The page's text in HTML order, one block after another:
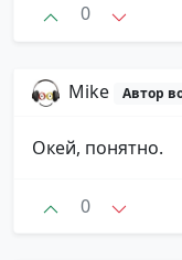
0
Mike Автор
Окей, понятно.
0